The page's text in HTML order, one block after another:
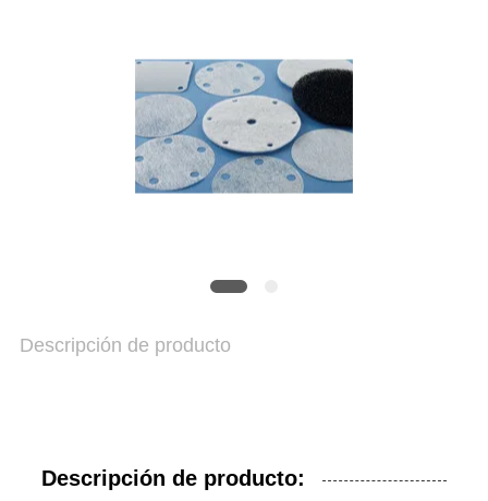
SITEMAP
Descripción de producto
Descripción de producto: